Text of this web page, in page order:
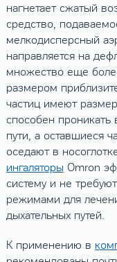
нагнетает сжатый
средство,
мелкодисперсный
направляется на
множество еще
размером
частиц имеют
способен
пути, а оставшиеся
оседают в
ингаляторы Omron
систему и не
режимами для
дыхательных путей.
К применению в